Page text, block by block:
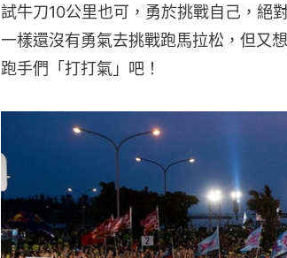
試牛刀10公里也可，勇於挑戰自己，絕
一樣還沒有勇氣去挑戰跑馬拉松，但又
跑手們「打打氣」吧！